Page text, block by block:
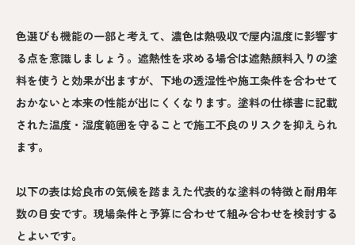
色選びも機能の一部と考えて、濃色は熱吸収で屋内温度に影響す
る点を意識しましょう。遮熱性を求める場合は遮熱顔料入りの塗
料を使うと効果が出ますが、下地の透湿性や施工条件を合わせて
おかないと本来の性能が出にくくなります。塗料の仕様書に記載
された温度・湿度範囲を守ることで施工不良のリスクを抑えられ
ます。
以下の表は姶良市の気候を踏まえた代表的な塗料の特徴と耐用年
数の目安です。現場条件と予算に合わせて組み合わせを検討する
とよいです。